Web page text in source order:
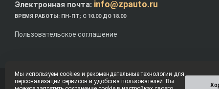
Электронная почта: info@zpauto.ru
ВРЕМЯ РАБОТЫ: ПН-ПТ; С 10.00 ДО 18.00
Пользовательское соглашение
© Интернет-магазин ZPauto.ru 2012-2026
Мы используем cookies и рекомендательные технологии для
персонализации сервисов и удобства пользователей. Вы